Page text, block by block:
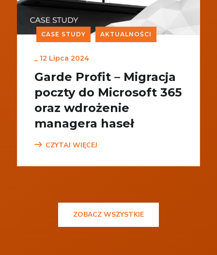
CASE STUDY AKTUALNOŚCI
_ 12 Lipca 2024
Garde Profit – Migracja
poczty do Microsoft 365
oraz wdrożenie
managera haseł
CZYTAJ WIĘCEJ
ZOBACZ WSZYSTKIE